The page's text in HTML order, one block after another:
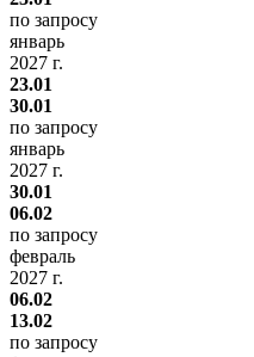
по запросу
январь
2027 г.
23.01
30.01
по запросу
январь
2027 г.
30.01
06.02
по запросу
февраль
2027 г.
06.02
13.02
по запросу